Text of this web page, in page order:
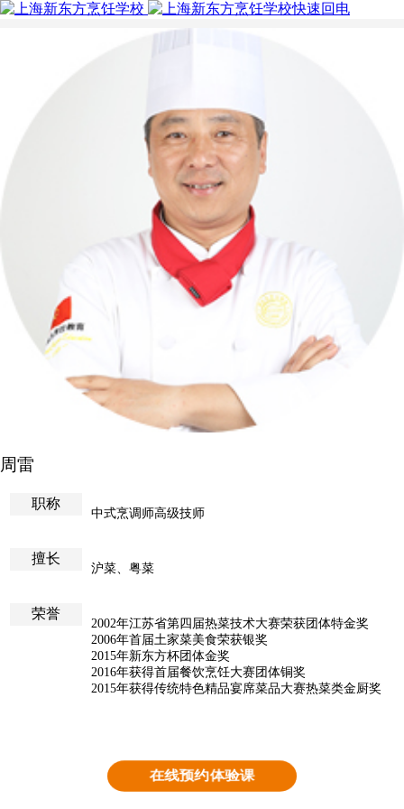
周雷
职称
中式烹调师高级技师
擅长
沪菜、粤菜
荣誉
2002年江苏省第四届热菜技术大赛荣获团体特金奖
2006年首届土家菜美食荣获银奖
2015年新东方杯团体金奖
2016年获得首届餐饮烹饪大赛团体铜奖
2015年获得传统特色精品宴席菜品大赛热菜类金厨奖
在线预约体验课